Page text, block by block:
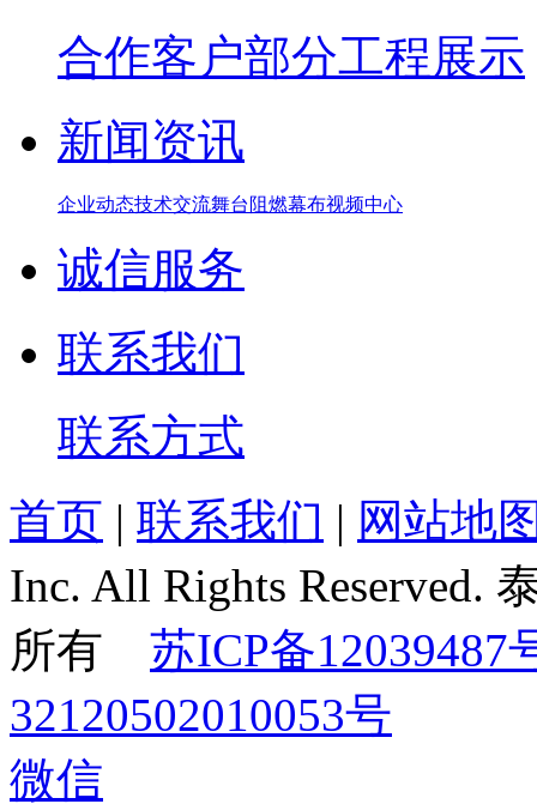
合作客户部分工程展示
新闻资讯
企业动态技术交流舞台阻燃幕布视频中心
诚信服务
联系我们
联系方式
首页 | 联系我们 | 网站地
Inc. All Rights Reserved.
所有 苏ICP备12039487
32120502010053号
微信